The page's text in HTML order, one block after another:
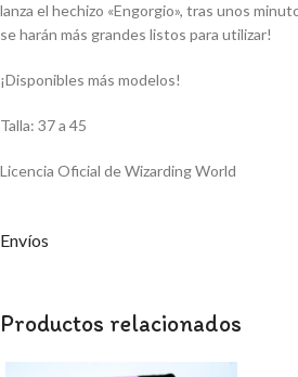
lanza el hechizo «Engorgio», tras unos
se harán más grandes listos para utilizar!
¡Disponibles más modelos!
Talla: 37 a 45
Licencia Oficial de Wizarding World
Envíos
Productos relacionados